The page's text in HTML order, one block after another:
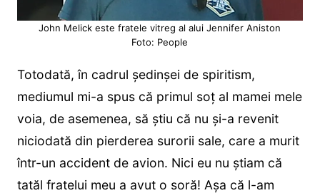
John Melick este fratele vitreg al alui Jennifer Aniston
Foto: People
Totodată, în cadrul ședinșei de spiritism,
mediumul mi-a spus că primul soț al mamei mele
voia, de asemenea, să știu că nu și-a revenit
niciodată din pierderea surorii sale, care a murit
într-un accident de avion. Nici eu nu știam că
tatăl fratelui meu a avut o soră! Așa că l-am